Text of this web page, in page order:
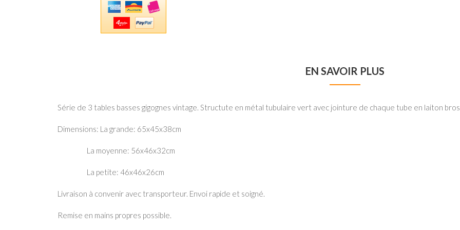
EN SAVOIR PLUS
Série de 3 tables basses gigognes vintage. Structute en métal tubulaire vert avec jointure de chaque tube en laiton
Dimensions: La grande: 65x45x38cm
La moyenne: 56x46x32cm
La petite: 46x46x26cm
Livraison à convenir avec transporteur. Envoi rapide et soigné.
Remise en mains propres possible.